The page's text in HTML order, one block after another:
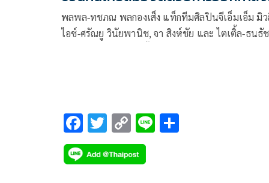
กาย
พลพล-ทชภณ พลกองเส็ง แท็กทีมศิลปินจีเอ็มเอ็ม มิว
ไอซ์-ศรัณยู วินัยพานิช, จา สิงห์ชัย และ ไตเติ้ล-ธนธัช
ป้องกันอัมพาต ครั้งที่ 10
F
ac
e
T
wi
tt
C
o
p
Li